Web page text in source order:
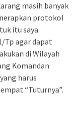
masih banyak
protokol
itu saya
Tp agar dapat
di Wilayah
Komandan
harus
“Tuturnya”.